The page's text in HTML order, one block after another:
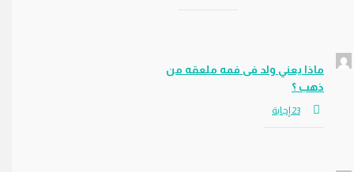
ماذا يعني ولد فى فمه ملعقه من
ذهب ؟